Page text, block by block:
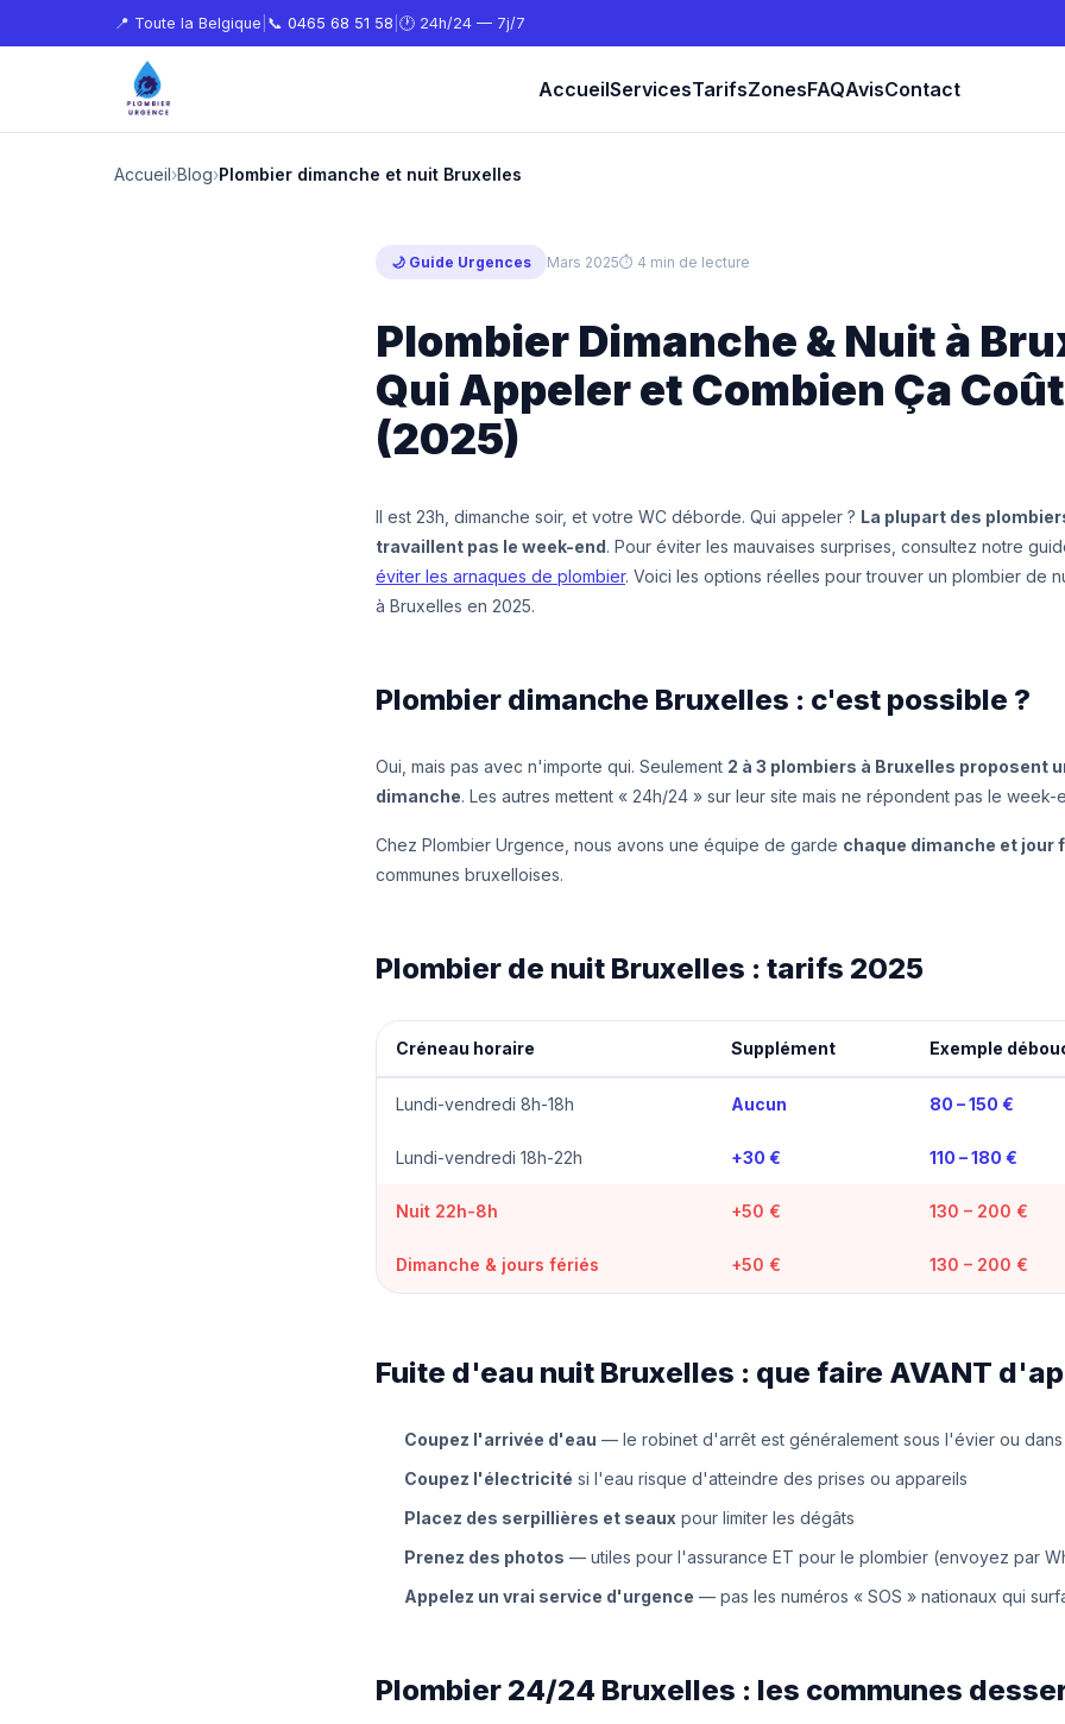
📍 Toute la Belgique 📞 0465 68 51 58 🕐 24h/24 — 7j/7
AccueilServicesTarifsZonesFAQAvisContact
Accueil›Blog›Plombier dimanche et nuit Bruxelles
🌙 Guide Urgences Mars 2025⏱ 4 min de lecture
Plombier Dimanche & Nuit à
Qui Appeler et Combien Ça
(2025)
Il est 23h, dimanche soir, et votre WC déborde. Qui appeler ? La plupart des
travaillent pas le week-end. Pour éviter les mauvaises surprises, consultez notre
éviter les arnaques de plombier. Voici les options réelles pour trouver un plombier de
à Bruxelles en 2025.
Plombier dimanche Bruxelles : c'est possible ?
Oui, mais pas avec n'importe qui. Seulement 2 à 3 plombiers à Bruxelles proposent
dimanche. Les autres mettent « 24h/24 » sur leur site mais ne répondent pas le week-
Chez Plombier Urgence, nous avons une équipe de garde chaque dimanche et jour
communes bruxelloises.
Plombier de nuit Bruxelles : tarifs 2025
Créneau horaire Supplément Exemple
Lundi-vendredi 8h-18h Aucun 80 – 150 €
Lundi-vendredi 18h-22h +30 € 110 – 180 €
Nuit 22h-8h +50 € 130 – 200 €
Dimanche & jours fériés +50 € 130 – 200 €
Fuite d'eau nuit Bruxelles : que faire AVANT
Coupez l'arrivée d'eau — le robinet d'arrêt est généralement sous l'évier ou dans
Coupez l'électricité si l'eau risque d'atteindre des prises ou appareils
Placez des serpillières et seaux pour limiter les dégâts
Prenez des photos — utiles pour l'assurance ET pour le plombier (envoyez par
Appelez un vrai service d'urgence — pas les numéros « SOS » nationaux qui
Plombier 24/24 Bruxelles : les communes